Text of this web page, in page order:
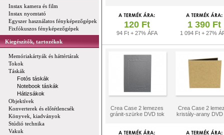
Instax kamera és film
Instax nyomtató
Egyszer használatos fényképezőgépek
Fixfókuszos fényképezőgépek
Kiegészítők, tartozékok
Memóriakártyák és háttértárak
Tokok
Táskák
Fotós táskák
Notebook táskák
Hátizsákok
Objektívek
Konverterek és előtétlencsék
Könyvek, kiadványok
Stúdió technika
Vakuk
120 Ft
94 Ft + 27% ÁFA
1 390 Ft
1 094 Ft + 27%
Crea Case 2 lemezes
gránit-szürke DVD tok
Crea Case 2
kristály-arany DVD